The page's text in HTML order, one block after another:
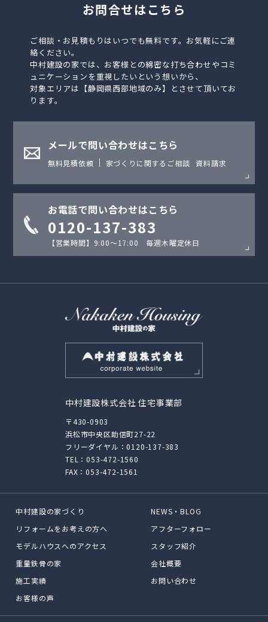
お問合せはこちら
ご相談・お見積もりはいつでも無料です。お気軽にご連
絡ください。
中村建設の家では、お客様との綿密な打ち合わせやコミ
ュニケーションを重視したいという想いから、
対象エリアは【静岡県西部地域のみ】とさせて頂いてお
ります。
メールで問い合わせはこちら
無料見積依頼 家づくりに関するご相談 資料請求
お電話で問い合わせはこちら
0120-137-383
【営業時間】9:00〜17:00 毎週木曜定休日
中村建設株式会社 住宅事業部
〒430-0903
浜松市中央区助信町27-22
フリーダイヤル：0120-137-383
TEL：053-472-1560
FAX：053-472-1561
中村建設の家づくり
リフォームをお考えの方へ
モデルハウスへのアクセス
重量鉄骨の家
施工実績
お客様の声
NEWS・BLOG
アフターフォロー
スタッフ紹介
会社概要
お問い合わせ